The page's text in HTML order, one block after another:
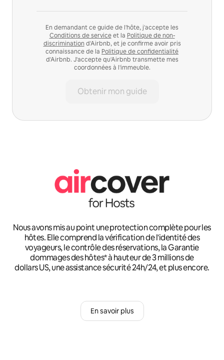
En demandant ce guide de l'hôte, j'accepte les
Conditions de serviceet la Politique de non-
discrimination d'Airbnb, et je confirme avoir pris
connaissance de la Politique de confidentialité
d'Airbnb. J'accepte qu'Airbnb transmette mes
coordonnées à l'immeuble.
Obtenir mon guide
Nous avons mis au point une protection complète pour les
hôtes. Elle comprend la vérification de l'identité des
voyageurs, le contrôle des réservations, la Garantie
dommages des hôtes* à hauteur de 3 millions de
dollars US, une assistance sécurité 24h/24, et plus encore.
En savoir plus